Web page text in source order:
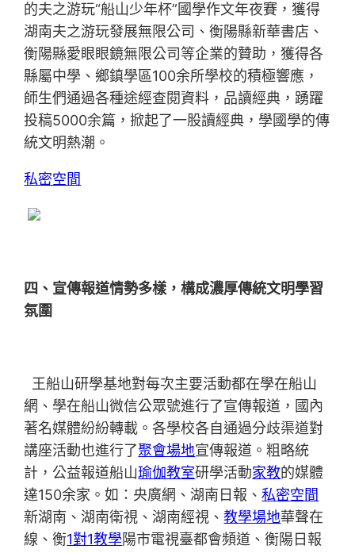
的夫之游玩“船山少年杯”國學作文年夜賽，獲得
湖南夫之游玩發展無限公司、衡陽縣新華書店、
衡陽縣愛眼眼鏡無限公司等企業的贊助，獲得各
縣屬中學、鄉鎮學區100余所學校的積極響應，
師生們通過各種途經查閱資料，品讀經典，踴躍
投稿5000余篇，掀起了一股讀經典，學國學的傳
統文明熱潮。
私密空間
四、宣傳報道情勢多樣，構成濃厚傳統文明學習
氛圍
王船山研學基地對每次主要活動都在學在船山
網、學在船山微信公眾號進行了宣傳報道，國內
著名媒體紛紛轉載。各學校各自通過分歧渠道對
講座活動也進行了聚會場地宣傳報道。粗略統
計，公益報道船山瑜伽教室研學活動家教的媒體
達150余家。如：央廣網、湖南日報、私密空間
新湖南、湖南衛視、湖南經視、教學場地華聲在
線、衡1對1教學陽市電視臺都會頻道、衡陽日報